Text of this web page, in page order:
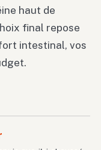
haut de
final repose
intestinal, vos